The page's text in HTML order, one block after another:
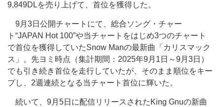
9,849DLを売り上げて、首位を獲得した。
9月3日公開チャートにて、総合ソング・チャー
ト“JAPAN Hot 100”や当チャートをはじめ3つのチャート
で首位を獲得していたSnow Manの最新曲「カリスマック
ス」。先ヨミ時点（集計期間：2025年9月1日～9月3日）
でも引き続き首位を走行していたが、そのまま順位をキー
プし、2週連続となる当チャート首位に輝いた。
続いて、9月5日に配信リリースされたKing Gnuの新曲